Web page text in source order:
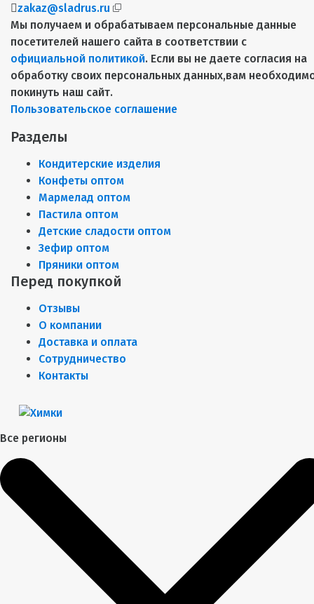
zakaz@sladrus.ru
Мы получаем и обрабатываем персональные данные
посетителей нашего сайта в соответствии с
официальной политикой. Если вы не даете согласия на
обработку своих персональных данных,вам
покинуть наш сайт.
Пользовательское соглашение
Разделы
Кондитерские изделия
Конфеты оптом
Мармелад оптом
Пастила оптом
Детские сладости оптом
Зефир оптом
Пряники оптом
Перед покупкой
Отзывы
О компании
Доставка и оплата
Сотрудничество
Контакты
Все регионы